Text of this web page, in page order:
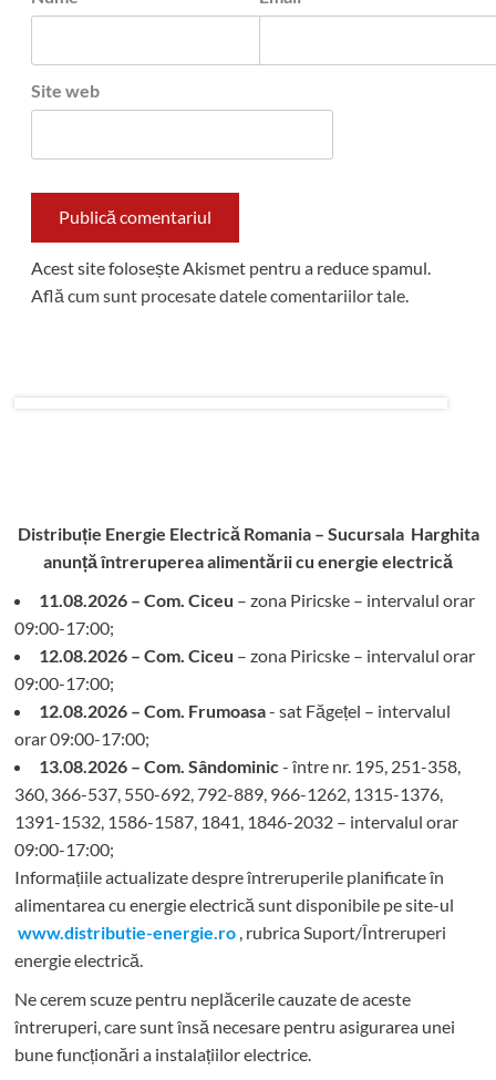
Site web
Acest site folosește Akismet pentru a reduce spamul.
Află cum sunt procesate datele comentariilor tale.
Distribuție Energie Electrică Romania – Sucursala Harghita
anunță întreruperea alimentării cu energie electrică
11.08.2026 – Com. Ciceu – zona Piricske – intervalul orar
09:00-17:00;
12.08.2026 – Com. Ciceu – zona Piricske – intervalul orar
09:00-17:00;
12.08.2026 – Com. Frumoasa- sat Făgețel – intervalul
orar 09:00-17:00;
13.08.2026 – Com. Sândominic - între nr. 195, 251-358,
360, 366-537, 550-692, 792-889, 966-1262, 1315-1376,
1391-1532, 1586-1587, 1841, 1846-2032 – intervalul orar
09:00-17:00;
Informațiile actualizate despre întreruperile planificate în
alimentarea cu energie electrică sunt disponibile pe site-ul
www.distributie-energie.ro , rubrica Suport/Întreruperi
energie electrică.
Ne cerem scuze pentru neplăcerile cauzate de aceste
întreruperi, care sunt însă necesare pentru asigurarea unei
bune funcționări a instalațiilor electrice.